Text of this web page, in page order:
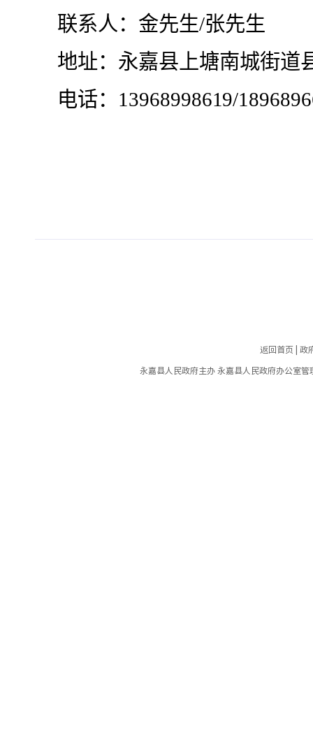
联系人： 金先生/张先生
地址：永嘉县上塘南城街道
电话： 13968998619/
返回首页 政
永嘉县人民政府主办 永嘉县人民政府办公室